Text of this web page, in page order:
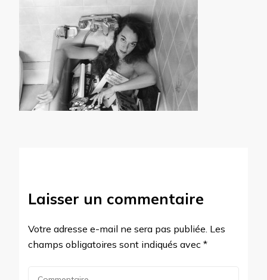
Laisser un commentaire
Votre adresse e-mail ne sera pas publiée. Les
champs obligatoires sont indiqués avec *